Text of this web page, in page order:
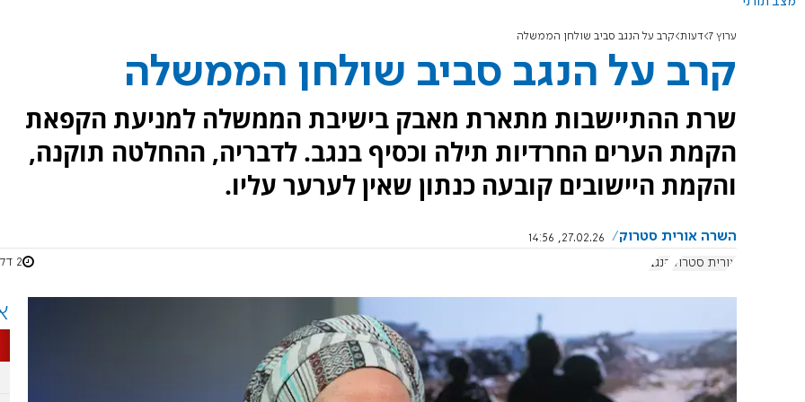
ערוץ 7 דעות קרב על הנגב סביב שולחן הממשלה
קרב על הנגב סביב שולחן הממשלה
שרת ההתיישבות מתארת מאבק בישיבת הממשלה למניעת הקפאת
הקמת הערים החרדיות תילה וכסיף בנגב. לדבריה, ההחלטה תוקנה,
והקמת היישובים קובעה כנתון שאין לערער עליו.
השרה אורית סטרוק
27.02.26, 14:56
אורית סטרוק הנגב 2 דקות